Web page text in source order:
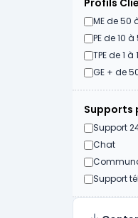
Profils
ME de 50
PE de 10 à
TPE de 1 à
GE + de
Supports
Support
Chat
Support